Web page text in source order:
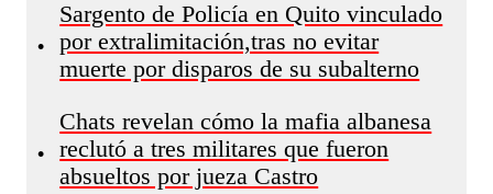
•
Sargento de Policía en Quito vinculado
por extralimitación,tras no evitar
muerte por disparos de su subalterno
•
Chats revelan cómo la mafia albanesa
reclutó a tres militares que fueron
absueltos por jueza Castro